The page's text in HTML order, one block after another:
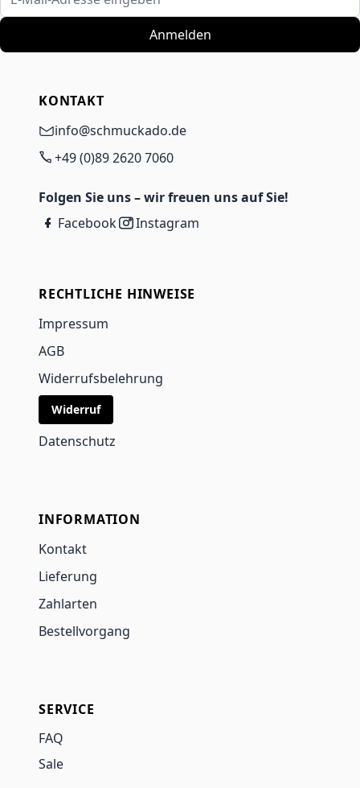
Anmelden
KONTAKT
info@schmuckado.de
+49 (0)89 2620 7060
Folgen Sie uns – wir freuen uns auf Sie!
Facebook
Instagram
RECHTLICHE HINWEISE
Impressum
AGB
Widerrufsbelehrung
Widerruf
Datenschutz
INFORMATION
Kontakt
Lieferung
Zahlarten
Bestellvorgang
SERVICE
FAQ
Sale